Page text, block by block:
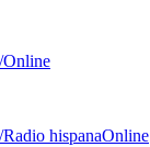
Online
Radio hispanaOnline